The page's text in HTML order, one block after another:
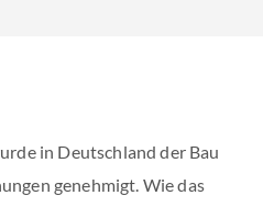
in Deutschland der Bau
genehmigt. Wie das